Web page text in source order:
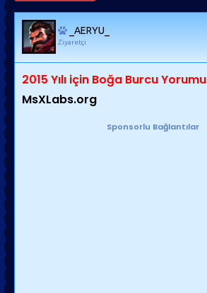
_AERYU_
Ziyaretçi
2015 Yılı için Boğa Burcu Yorumu
MsXLabs.org
Sponsorlu Bağlantılar